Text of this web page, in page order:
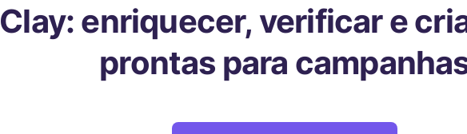
Clay: enriquecer, verificar e
prontas para